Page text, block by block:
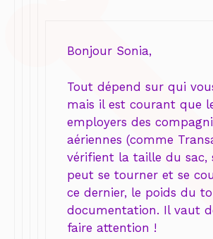
Bonjour Sonia,
Tout dépend sur qui
mais il est courant que
employers des
aériennes (comme
vérifient la taille du sac,
peut se tourner et se
ce dernier, le poids du
documentation. Il vaut
faire attention !